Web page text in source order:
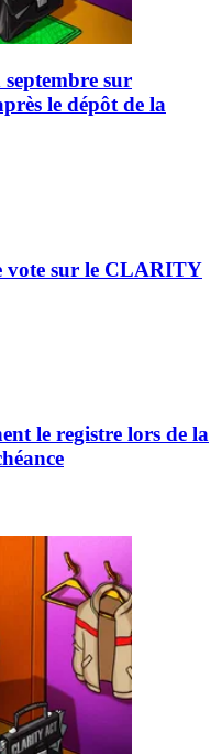
sur
le dépôt de la
vote sur le CLARITY
le registre lors de la